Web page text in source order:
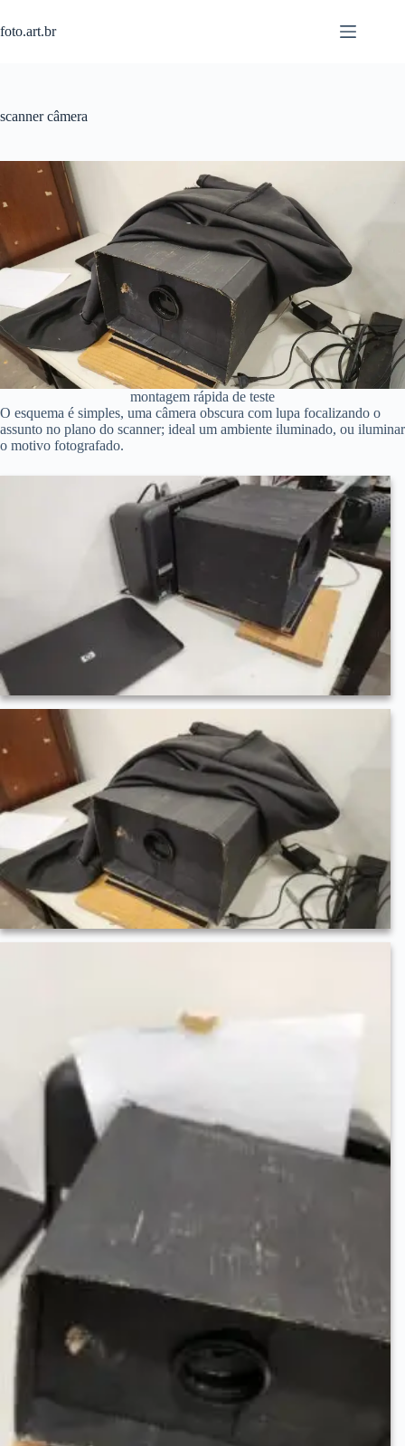
para
o
foto.art.br
scanner câmera
montagem rápida de teste
O esquema é simples, uma câmera obscura com lupa focalizando o
assunto no plano do scanner; ideal um ambiente iluminado, ou iluminar
o motivo fotografado.